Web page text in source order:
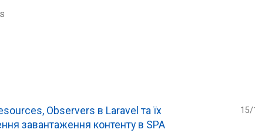
Observers в Laravel та їх
завантаження контенту в SPA
15/